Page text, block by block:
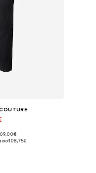
28, 30
108,75€